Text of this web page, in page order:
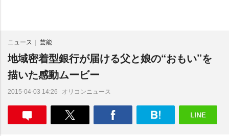
ニュース 芸能
地域密着型銀行が届ける父と娘の“おもい”を
描いた感動ムービー
2015-04-03 14:26 オリコンニュース